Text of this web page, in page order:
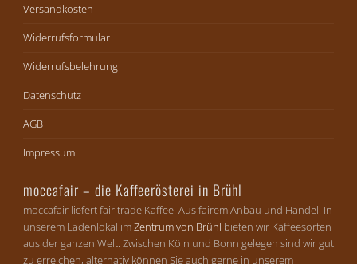
Versandkosten
Widerrufsformular
Widerrufsbelehrung
Datenschutz
AGB
Impressum
moccafair – die Kaffeerösterei in Brühl
moccafair liefert fair trade Kaffee. Aus fairem Anbau und Handel. In
unserem Ladenlokal imZentrum von Brühl bieten wir Kaffeesorten
aus der ganzen Welt. Zwischen Köln und Bonn gelegen sind wir gut
zu erreichen, alternativ können Sie auch gerne in unserem